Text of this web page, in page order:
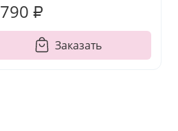
₽
Заказать